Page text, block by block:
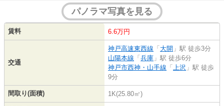
パノラマ写真を見る
賃料 6.6万円
交通
神戸高速東西線 「 大開 」駅 徒歩3分
山陽本線 「 兵庫 」駅 徒歩6分
神戸市西神・山手線 「 上沢 」駅 徒歩
9分
間取り(面積) 1K(25.80㎡)